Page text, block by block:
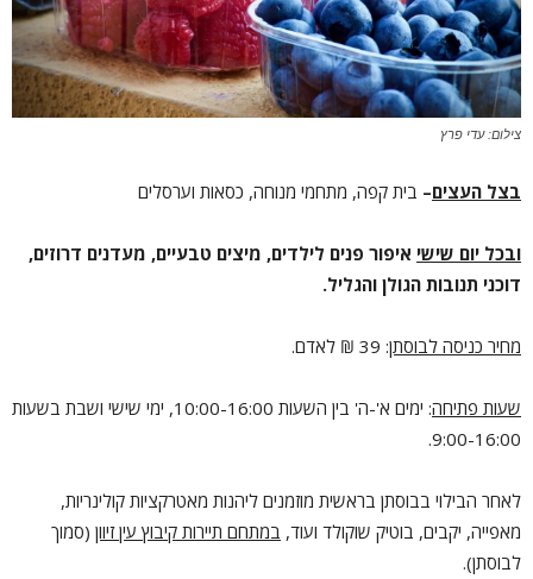
צילום: עדי פרץ
בצל העצים– בית קפה, מתחמי מנוחה, כסאות וערסלים
ובכל יום שישי איפור פנים לילדים, מיצים טבעיים, מעדנים דרוזים,
דוכני תנובות הגולן והגליל.
מחיר כניסה לבוסתן: 39 ₪ לאדם.
שעות פתיחה
: ימים א'-ה' בין השעות 10:00-16:00, ימי שישי ושבת בשעות
9:00-16:00.
לאחר הבילוי בבוסתן בראשית מוזמנים ליהנות מאטרקציות קולינריות,
מאפייה, יקבים, בוטיק שוקולד ועוד, במתחם תיירות קיבוץ עין זיוון (סמוך
לבוסתן).